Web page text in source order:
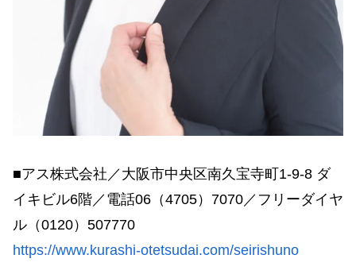
■アス株式会社／大阪市中央区南久宝寺町1-9-8 ダ
イキビル6階／電話06（4705）7070／フリーダイヤ
ル（0120）507770
https://www.kurashi-otetsudai.com/seirishuno